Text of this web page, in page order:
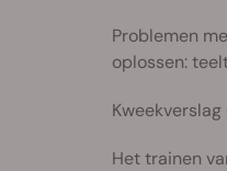
Problemen
oplossen:
Het trainen